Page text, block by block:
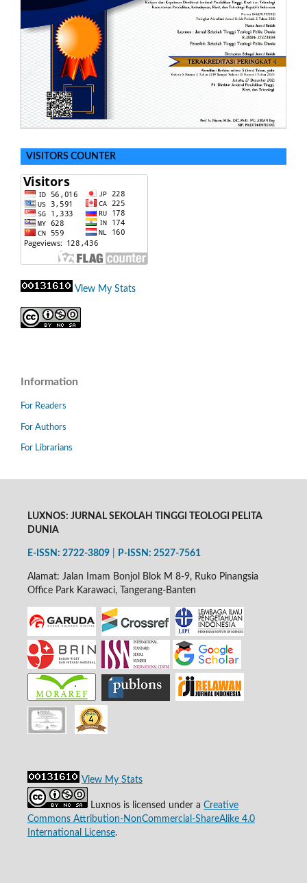
VISITORS COUNTER
View My Stats
Information
For Readers
For Authors
For Librarians
LUXNOS: JURNAL SEKOLAH TINGGI TEOLOGI PELITA
DUNIA
E-ISSN: 2722-3809| P-ISSN: 2527-7561
Alamat: Jalan Imam Bonjol Blok M 8-9, Ruko Pinangsia
Office Park Karawaci, Tangerang-Banten
View My Stats
Luxnos is licensed under a Creative
Commons Attribution-NonCommercial-ShareAlike 4.0
International License.